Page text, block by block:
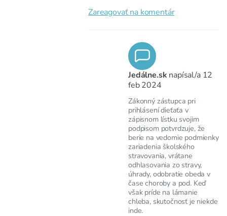
Zareagovať na komentár
Jedálne.sk napísal/a 12
feb 2024
Zákonný zástupca pri
prihlásení dieťaťa v
zápisnom lístku svojim
podpisom potvrdzuje, že
berie na vedomie podmienky
zariadenia školského
stravovania, vrátane
odhlasovania zo stravy,
úhrady, odobratie obeda v
čase choroby a pod. Keď
však príde na lámanie
chleba, skutočnosť je niekde
inde.